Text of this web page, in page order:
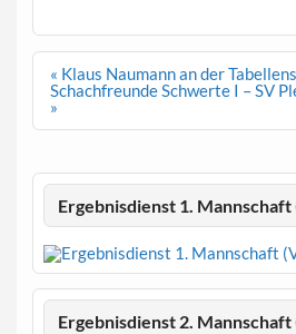
Beitragsnavigation
« Klaus Naumann an der
Schachfreunde Schwerte I – SV
»
Ergebnisdienst 1. Mannschaft
Ergebnisdienst 2. Mannschaft